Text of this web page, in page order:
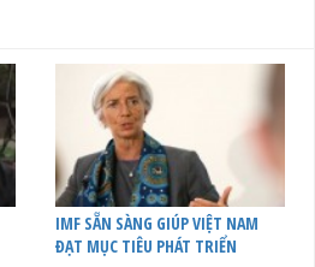
IMF SẴN SÀNG GIÚP VIỆT NAM
ĐẠT MỤC TIÊU PHÁT TRIỂN